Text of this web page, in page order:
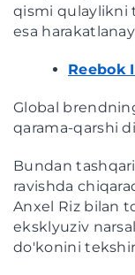
qismi qulaylikni
esa
Reebok
Global
qarama-qarshi
Bundan
ravishda
Anxel Riz bilan
eksklyuziv
do'konini